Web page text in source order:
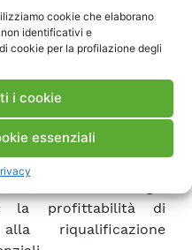
cookie che elaborano
identificativi e
cookie per la profilazione degli
i cookie
essenziali
il proprio studio a due
da ECOndominio. Il
lo scorso 24
a Bologna il 28
Finance, società
tecnico finanziaria,
equity
la profittabilità di
riqualificazione